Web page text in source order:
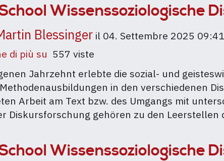
Wissenssoziologische
Blessinger il 04. Settembre 2025 09:41
di più su Spring
School
Wissenssoziologische
Diskursanalyse
(WDA)
2026
557 viste
Jahrzehnt erlebte die sozial- und
in den verschiedenen
Arbeit am Text bzw. des Umgangs mit
Diskursforschung gehören zu den Leerstellen
Wissenssoziologische